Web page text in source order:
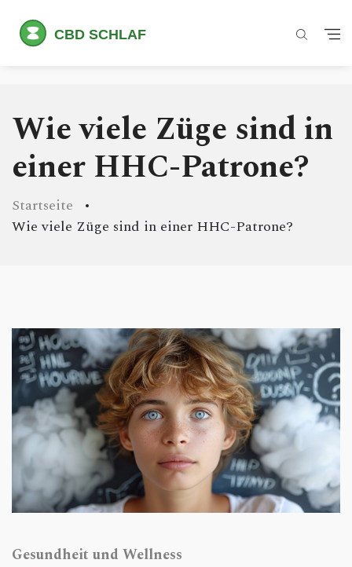
Wie viele Züge sind in
einer HHC-Patrone?
Startseite
Wie viele Züge sind in einer HHC-Patrone?
Gesundheit und Wellness